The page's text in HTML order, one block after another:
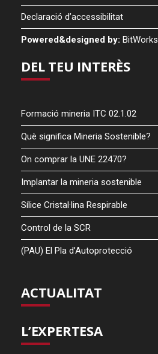
Declaració d’accessibilitat
Powered&designed by: BitWorks
DEL TEU INTERÈS
Formació mineria ITC 02.1.02
Què significa Mineria Sostenible?
On comprar la UNE 22470?
Implantar la mineria sostenible
Sílice Cristal·lina Respirable
Control de la SCR
(PAU) El Pla d’Autoprotecció
ACTUALITAT
L’EXPERTESA